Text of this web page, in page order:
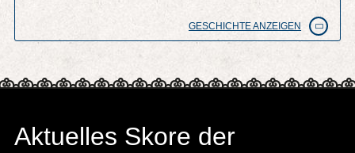
GESCHICHTE ANZEIGEN
Aktuelles Skore der